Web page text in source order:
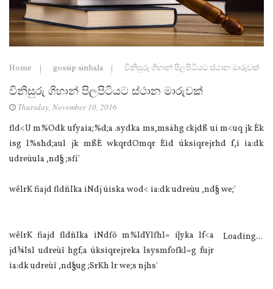
Home gossip sinhala විනිසුරු ගිහාන් පිලපිටියට ස්ථාන මාරුවක්
විනිසුරු ගිහාන් පිලපිටියට ස්ථාන මාරුවක්
Thursday, November 10, 2016
fld<U m%Odk ufyaia;%d;a .sydka ms,msáhg ckjdß ui m<uq jk Èk
isg l%shd;aul jk mßÈ wkqrdOmqr Èid úksiqrejrhd f,i ia:dk
udreùula ,nd§ ;sfí'
wêlrK fiajd fldñIka iNdj úiska wod< ia:dk udreùu ,nd§ we;'
Loading...
wêlrK fiajd fldñIka iNdfõ m%ldYlfhl= i|yka lf<a
jd¾Isl udreùï hgf;a úksiqrejreka lsysmfofkl=g fujr
ia:dk udreùï ,nd§ug ;SrKh lr we;s njhs'